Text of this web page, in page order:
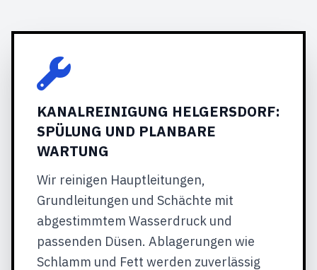
KANALREINIGUNG HELGERSDORF:
SPÜLUNG UND PLANBARE
WARTUNG
Wir reinigen Hauptleitungen,
Grundleitungen und Schächte mit
abgestimmtem Wasserdruck und
passenden Düsen. Ablagerungen wie
Schlamm und Fett werden zuverlässig